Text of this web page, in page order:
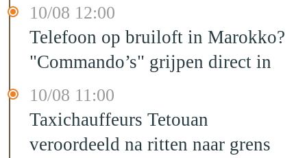
10/08 12:00
Telefoon op bruiloft in Marokko?
"Commando’s" grijpen direct in
10/08 11:00
Taxichauffeurs Tetouan
veroordeeld na ritten naar grens